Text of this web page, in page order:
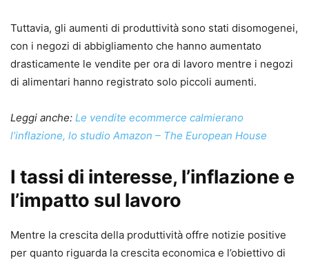
Tuttavia, gli aumenti di produttività sono stati disomogenei,
con i negozi di abbigliamento che hanno aumentato
drasticamente le vendite per ora di lavoro mentre i negozi
di alimentari hanno registrato solo piccoli aumenti.
Leggi anche: Le vendite ecommerce calmierano
l’inflazione, lo studio Amazon – The European House
I tassi di interesse, l’inflazione e
l’impatto sul lavoro
Mentre la crescita della produttività offre notizie positive
per quanto riguarda la crescita economica e l’obiettivo di